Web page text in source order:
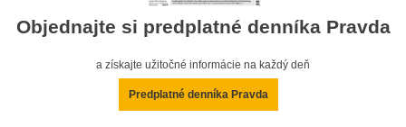
Objednajte si predplatné denníka Pravda
a získajte užitočné informácie na každý deň
Predplatné denníka Pravda